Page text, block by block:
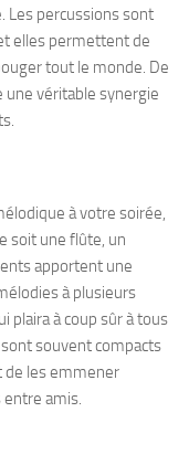
Les percussions sont
elles permettent de
tout le monde. De
une véritable synergie
à votre soirée,
soit une flûte, un
apportent une
à plusieurs
plaira à coup sûr à tous
souvent compacts
de les emmener
entre amis.